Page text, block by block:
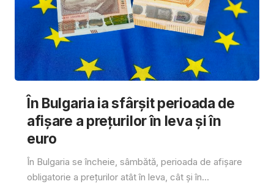
În Bulgaria ia sfârşit perioada de
afișare a prețurilor în ​​leva și în
euro
În Bulgaria se încheie, sâmbătă, perioada de afișare
obligatorie a prețurilor atât în ​​leva, cât și în...